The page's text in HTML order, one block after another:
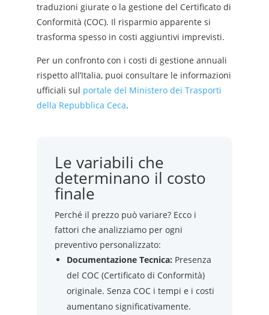
traduzioni giurate o la gestione del Certificato di
Conformità (COC). Il risparmio apparente si
trasforma spesso in costi aggiuntivi imprevisti.
Per un confronto con i costi di gestione annuali
rispetto all’Italia, puoi consultare le informazioni
ufficiali sul portale del Ministero dei Trasporti
della Repubblica Ceca.
Le variabili che
determinano il costo
finale
Perché il prezzo può variare? Ecco i
fattori che analizziamo per ogni
preventivo personalizzato:
Documentazione Tecnica: Presenza
del COC (Certificato di Conformità)
originale. Senza COC i tempi e i costi
aumentano significativamente.